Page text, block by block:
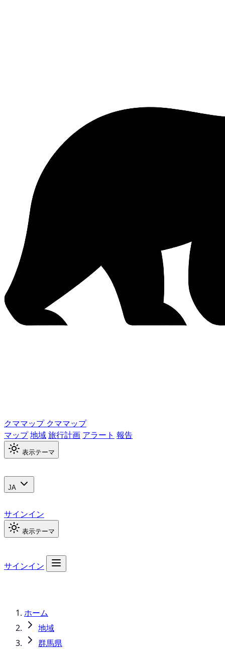
クママップ クママップ
マップ地域旅行計画 アラート 報告
表示テーマ
JA
サインイン
表示テーマ
サインイン
ホーム
地域
群馬県